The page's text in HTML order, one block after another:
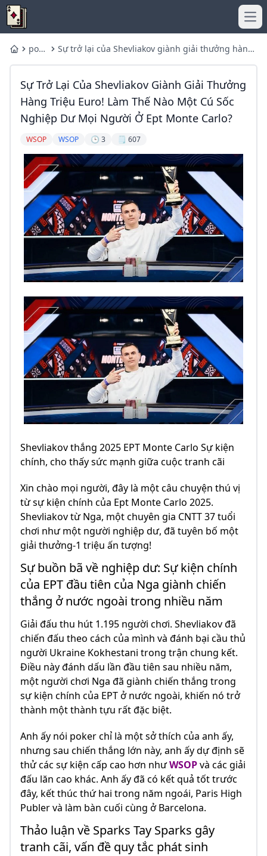
Homepoker
Sự trở lại của Shevliakov giành giải thưởng hàng
Sự Trở Lại Của Shevliakov Giành Giải Thưởng
Hàng Triệu Euro! Làm Thế Nào Một Cú Sốc
Nghiệp Dư Mọi Người Ở Ept Monte Carlo?
WSOP WSOP 🕒 3 🗒️ 607
Shevliakov thắng 2025 EPT Monte Carlo Sự kiện
chính, cho thấy sức mạnh giữa cuộc tranh cãi
Xin chào mọi người, đây là một câu chuyện thú vị
từ sự kiện chính của Ept Monte Carlo 2025.
Shevliakov từ Nga, một chuyên gia CNTT 37 tuổi
chơi như một người nghiệp dư, đã tuyên bố một
giải thưởng-1 triệu ấn tượng!
Sự buồn bã về nghiệp dư: Sự kiện chính
của EPT đầu tiên của Nga giành chiến
thắng ở nước ngoài trong nhiều năm
Giải đấu thu hút 1.195 người chơi. Shevliakov đã
chiến đấu theo cách của mình và đánh bại cầu thủ
người Ukraine Kokhestani trong trận chung kết.
Điều này đánh dấu lần đầu tiên sau nhiều năm,
một người chơi Nga đã giành chiến thắng trong
sự kiện chính của EPT ở nước ngoài, khiến nó trở
thành một thành tựu rất đặc biệt.
Anh ấy nói poker chỉ là một sở thích của anh ấy,
nhưng sau chiến thắng lớn này, anh ấy dự định sẽ
thử các sự kiện cấp cao hơn nhưWSOPvà các giải
đấu lăn cao khác. Anh ấy đã có kết quả tốt trước
đây, kết thúc thứ hai trong năm ngoái, Paris High
Publer và làm bàn cuối cùng ở Barcelona.
Thảo luận về Sparks Tay Sparks gây
tranh cãi, vấn đề quy tắc phát sinh